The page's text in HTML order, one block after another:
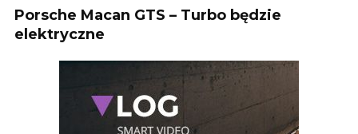
Porsche Macan GTS – Turbo będzie
elektryczne